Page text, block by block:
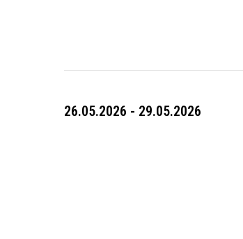
26.05.2026 - 29.05.2026